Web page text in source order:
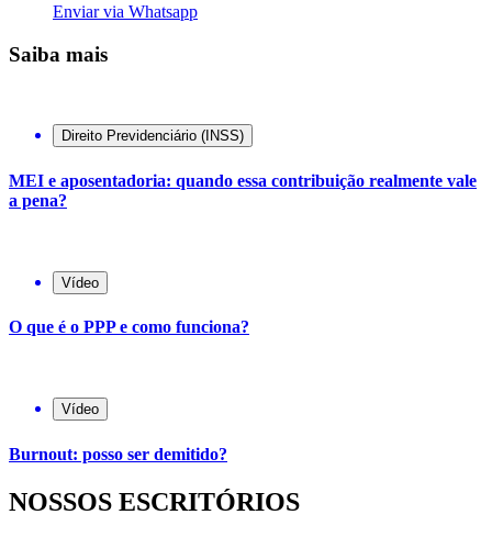
Enviar via Whatsapp
Saiba mais
Direito Previdenciário (INSS)
MEI e aposentadoria: quando essa contribuição realmente vale
a pena?
Vídeo
O que é o PPP e como funciona?
Vídeo
Burnout: posso ser demitido?
NOSSOS ESCRITÓRIOS